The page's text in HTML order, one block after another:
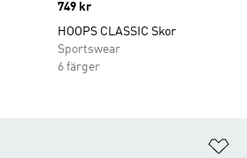
Price
749 kr
HOOPS CLASSIC Skor
Sportswear
6 färger